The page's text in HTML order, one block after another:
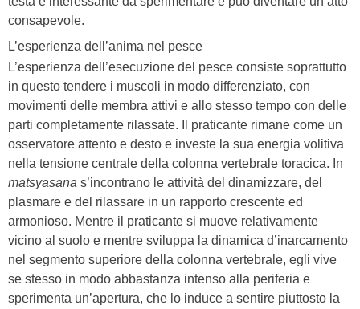
consapevole.
L’esperienza dell’anima nel pesce
L’esperienza dell’esecuzione del pesce consiste soprattutto
in questo tendere i muscoli in modo differenziato, con
movimenti delle membra attivi e allo stesso tempo con delle
parti completamente rilassate. Il praticante rimane come un
osservatore attento e desto e investe la sua energia volitiva
nella tensione centrale della colonna vertebrale toracica. In
matsyasana s’incontrano le attività del dinamizzare, del
plasmare e del rilassare in un rapporto crescente ed
armonioso. Mentre il praticante si muove relativamente
vicino al suolo e mentre sviluppa la dinamica d’inarcamento
nel segmento superiore della colonna vertebrale, egli vive
se stesso in modo abbastanza intenso alla periferia e
sperimenta un’apertura, che lo induce a sentire piuttosto la